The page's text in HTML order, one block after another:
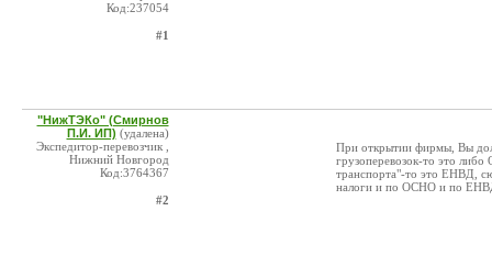
Код:237054
#1
"НижТЭКо" (Смирнов
П.И. ИП) (удалена)
Экспедитор-перевозчик ,
Нижний Новгород
Код:3764367
#2
При открытии фирмы, Вы
грузоперевозок-то это
транспорта"-то это ЕНВД,
налоги и по ОСНО и по